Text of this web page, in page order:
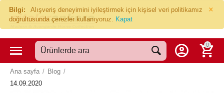
×
Bilgi:
Alışveriş deneyimini iyileştirmek için kişisel veri politikamız
doğrultusunda çerezler kullanıyoruz. Kapat
0
Ana sayfa / Blog /
14.09.2020